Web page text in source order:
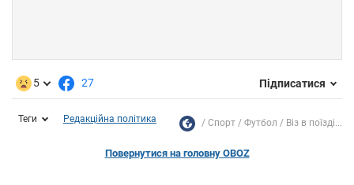
5 27 Підписатися
Теги Редакційна політика Спорт Футбол Віз в поїзді...
Повернутися на головну OBOZ